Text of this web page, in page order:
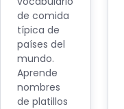
de comida
típica de
países del
mundo.
Aprende
nombres
de platillos